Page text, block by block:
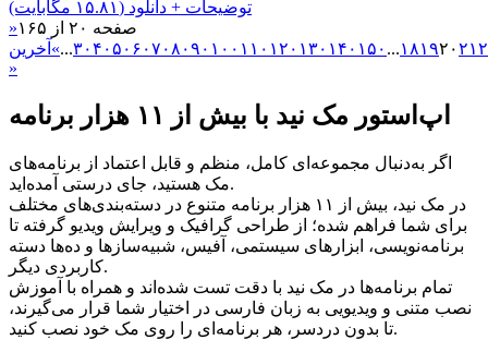
توضیحات + دانلود (۱۵.۸۱ مگابایت)
صفحه ۲۰ از ۱۶۵
«
۱۸۱۹۲۰۲۱ ... ۳۰۴۰۵۰ ۶۰۷۰ ۸۰۹۰ ۱۰۰ ۱۱۰ ۱۲۰ ۱۳۰ ۱۴۰ ۱۵۰ ...
» آخرین
»
اپ‌استور مک نید با بیش از ۱۱ هزار برنامه
اگر به‌دنبال مجموعه‌ای کامل، منظم و قابل اعتماد از برنامه‌های
مک هستید، جای درستی آمده‌اید.
در مک نید، بیش از ۱۱ هزار برنامه متنوع در دسته‌بندی‌های مختلف
برای شما فراهم شده؛ از طراحی گرافیک و ویرایش ویدیو گرفته تا
برنامه‌نویسی، ابزارهای سیستمی، آفیس، شبیه‌سازها و ده‌ها دسته
کاربردی دیگر.
تمام برنامه‌ها در مک نید با دقت تست شده‌اند و همراه با آموزش
نصب متنی و ویدیویی به زبان فارسی در اختیار شما قرار می‌گیرند،
تا بدون دردسر، هر برنامه‌ای را روی مک خود نصب کنید.